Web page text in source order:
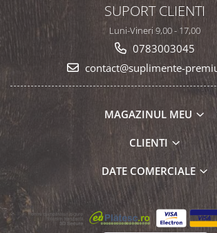
SUPORT CLIENTI
Luni-Vineri 9,00 - 17,00
0783003045
contact@suplimente-
MAGAZINUL MEU
CLIENTI
DATE COMERCIALE